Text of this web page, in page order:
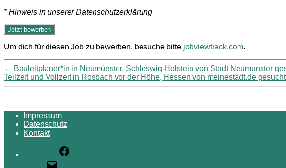
* Hinweis in unserer Datenschutzerklärung
Um dich für diesen Job zu bewerben, besuche bitte jobviewtrack.com.
← Bauleitplaner*in in Neumünster, Schleswig-Holstein von Stadt Neumunster
Teilzeit und Vollzeit in Rosbach vor der Höhe, Hessen von meinestadt.de gesucht
Impressum
Datenschutz
Kontakt